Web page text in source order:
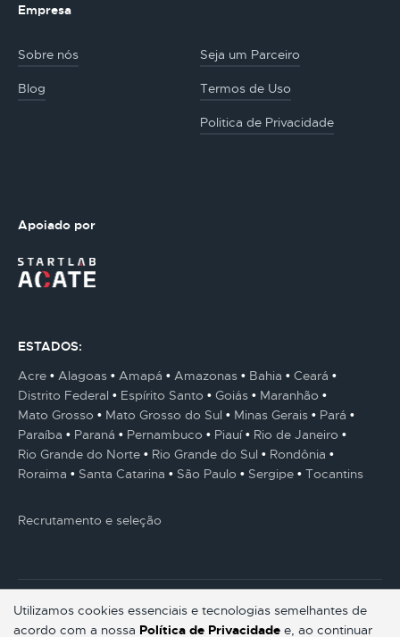
Utilizamos cookies essenciais e tecnologias semelhantes de
acordo com a nossa Política de Privacidade e, ao continuar
Empresa
Sobre nós Seja um Parceiro
Blog Termos de Uso
Politica de Privacidade
Apoiado por
ESTADOS:
Acre
Alagoas Amapá Amazonas Bahia
Ceará
Distrito Federal
Espírito Santo Goiás
Maranhão
Mato Grosso
Mato Grosso do Sul Minas Gerais
Pará
Paraíba
Paraná Pernambuco Piauí
Rio de Janeiro
Rio Grande do Norte
Rio Grande do Sul
Rondônia
Roraima
Santa Catarina São Paulo Sergipe Tocantins
Recrutamento e seleção
© Gestaum Lab ® Todos os direitos reservados.